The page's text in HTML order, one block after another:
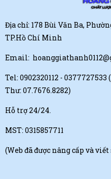
Địa chỉ: 178 Bùi Văn Ba,
TP.Hồ Chí Minh
Email:
Tel: 0902320112 -
Thư: 07.7676.8282)
Hỗ trợ 24/24.
MST: 0315857711
(Web đã được nâng cấp và